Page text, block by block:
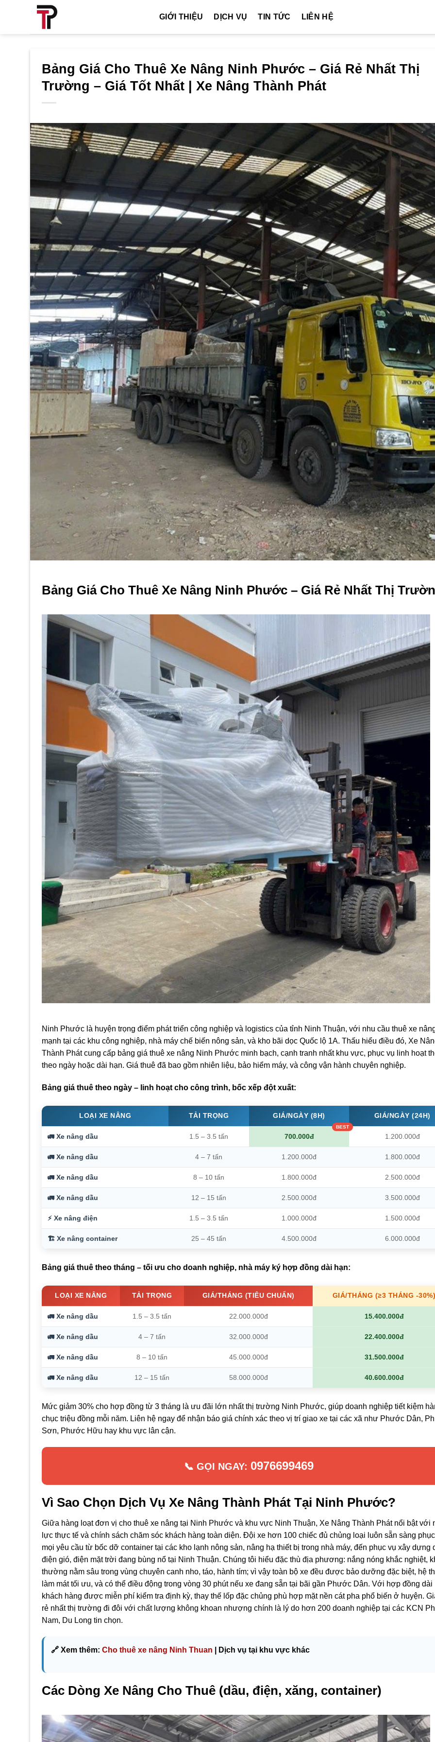
GIỚI THIỆU DỊCH VỤ TIN TỨC LIÊN HỆ
Bảng Giá Cho Thuê Xe Nâng Ninh Phước – Giá Rẻ Nhất Thị
Trường – Giá Tốt Nhất | Xe Nâng Thành Phát
Bảng Giá Cho Thuê Xe Nâng Ninh Phước – Giá Rẻ Nhất Thị
Ninh Phước là huyện trọng điểm phát triển công nghiệp và logistics của tỉnh Ninh Thuận, với nhu cầu thuê xe
mạnh tại các khu công nghiệp, nhà máy chế biến nông sản, và kho bãi dọc Quốc lộ 1A. Thấu hiểu điều đó, Xe
Thành Phát cung cấp bảng giá thuê xe nâng Ninh Phước minh bạch, cạnh tranh nhất khu vực, phục vụ linh hoạt
theo ngày hoặc dài hạn. Giá thuê đã bao gồm nhiên liệu, bảo hiểm máy, và công vận hành chuyên nghiệp.
Bảng giá thuê theo ngày – linh hoạt cho công trình, bốc xếp đột xuất:
LOẠI XE NÂNG TẢI TRỌNG GIÁ/NGÀY (8H) GIÁ/NGÀY (24H)
🚛 Xe nâng dầu 1.5 – 3.5 tấn 700.000đ 1.200.000đ
🚛 Xe nâng dầu 4 – 7 tấn 1.200.000đ 1.800.000đ
🚛 Xe nâng dầu 8 – 10 tấn 1.800.000đ 2.500.000đ
🚛 Xe nâng dầu 12 – 15 tấn 2.500.000đ 3.500.000đ
⚡ Xe nâng điện 1.5 – 3.5 tấn 1.000.000đ 1.500.000đ
🏗️ Xe nâng container 25 – 45 tấn 4.500.000đ 6.000.000đ
Bảng giá thuê theo tháng – tối ưu cho doanh nghiệp, nhà máy ký hợp đồng dài hạn:
LOẠI XE NÂNG TẢI TRỌNG GIÁ/THÁNG (TIÊU CHUẨN) GIÁ/THÁNG (≥3 THÁNG -
🚛 Xe nâng dầu 1.5 – 3.5 tấn 22.000.000đ 15.400.000đ
🚛 Xe nâng dầu 4 – 7 tấn 32.000.000đ 22.400.000đ
🚛 Xe nâng dầu 8 – 10 tấn 45.000.000đ 31.500.000đ
🚛 Xe nâng dầu 12 – 15 tấn 58.000.000đ 40.600.000đ
Mức giảm 30% cho hợp đồng từ 3 tháng là ưu đãi lớn nhất thị trường Ninh Phước, giúp doanh nghiệp tiết kiệm
chục triệu đồng mỗi năm. Liên hệ ngay để nhận báo giá chính xác theo vị trí giao xe tại các xã như Phước Dân,
Sơn, Phước Hữu hay khu vực lân cận.
📞 GỌI NGAY: 0976699469
Vì Sao Chọn Dịch Vụ Xe Nâng Thành Phát Tại Ninh Phước?
Giữa hàng loạt đơn vị cho thuê xe nâng tại Ninh Phước và khu vực Ninh Thuận, Xe Nâng Thành Phát nổi bật với
lực thực tế và chính sách chăm sóc khách hàng toàn diện. Đội xe hơn 100 chiếc đủ chủng loại luôn sẵn sàng
mọi yêu cầu từ bốc dỡ container tại các kho lạnh nông sản, nâng hạ thiết bị trong nhà máy, đến phục vụ xây dựng
điện gió, điện mặt trời đang bùng nổ tại Ninh Thuận. Chúng tôi hiểu đặc thù địa phương: nắng nóng khắc nghiệt,
thường nằm sâu trong vùng chuyên canh nho, táo, hành tím; vì vậy toàn bộ xe đều được bảo dưỡng đặc biệt, hệ
làm mát tối ưu, và có thể điều động trong vòng 30 phút nếu xe đang sẵn tại bãi gần Phước Dân. Với hợp đồng dài
khách hàng được miễn phí kiểm tra định kỳ, thay thế lốp đặc chủng phù hợp mặt nền cát pha phổ biến ở huyện.
rẻ nhất thị trường đi đôi với chất lượng không khoan nhượng chính là lý do hơn 200 doanh nghiệp tại các KCN
Nam, Du Long tin chọn.
🔗 Xem thêm: Cho thuê xe nâng Ninh Thuan | Dịch vụ tại khu vực khác
Các Dòng Xe Nâng Cho Thuê (dầu, điện, xăng, container)